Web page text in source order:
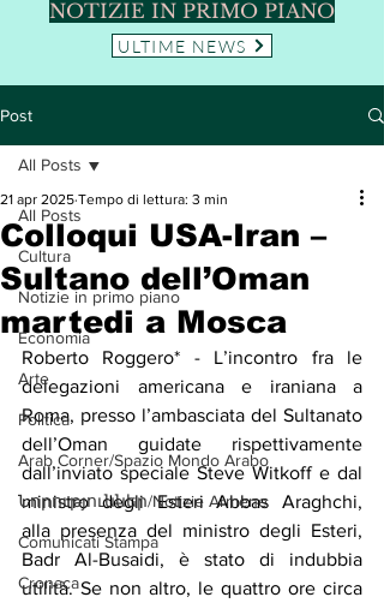
NOTIZIE IN PRIMO PIANO
ULTIME NEWS
Post
All Posts
Cultura
Notizie in primo piano
Economia
Arte
Politica
Arab Corner/Spazio Mondo Arabo
Նորություններ/Notizie Armene
Comunicati Stampa
Cronaca
All Posts
Colloqui USA-Iran –
Sultano dell’Oman
martedi a Mosca
21 apr 2025 Tempo di lettura: 3 min
Roberto Roggero* - L’incontro fra le
delegazioni americana e iraniana a
Roma, presso l’ambasciata del Sultanato
dell’Oman guidate rispettivamente
dall’inviato speciale Steve Witkoff e dal
ministro degli Esteri Abbas Araghchi,
alla presenza del ministro degli Esteri,
Badr Al-Busaidi, è stato di indubbia
utilità. Se non altro, le quattro ore circa